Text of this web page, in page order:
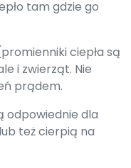
tam gdzie go
ciepła są
i zwierząt. Nie
prądem.
odpowiednie dla
też cierpią na